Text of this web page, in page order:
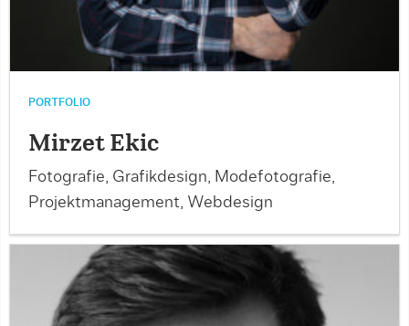
PORTFOLIO
Mirzet Ekic
Fotografie, Grafikdesign, Modefotografie,
Projektmanagement, Webdesign